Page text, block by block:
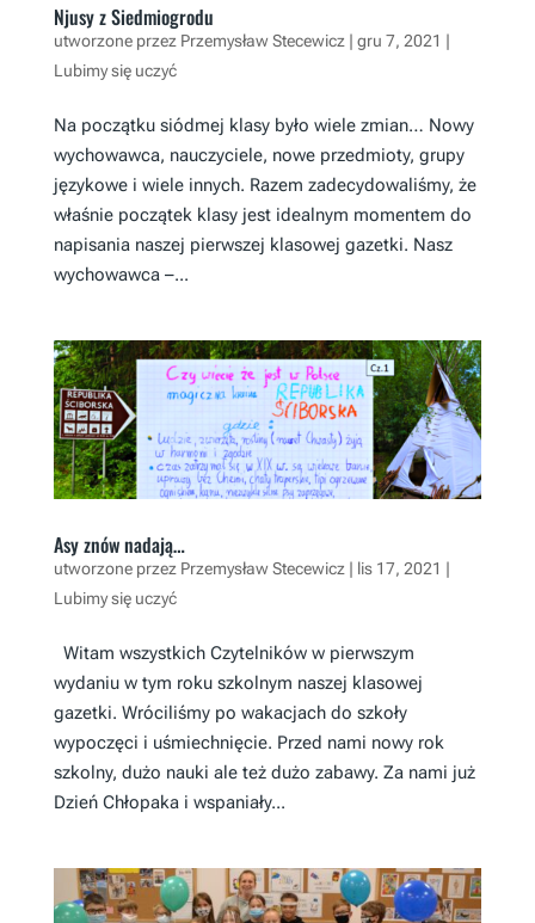
Njusy z Siedmiogrodu
utworzone przez Przemysław Stecewicz | gru 7, 2021 |
Lubimy się uczyć
Na początku siódmej klasy było wiele zmian… Nowy
wychowawca, nauczyciele, nowe przedmioty, grupy
językowe i wiele innych. Razem zadecydowaliśmy, że
właśnie początek klasy jest idealnym momentem do
napisania naszej pierwszej klasowej gazetki. Nasz
wychowawca –...
Asy znów nadają…
utworzone przez Przemysław Stecewicz | lis 17, 2021 |
Lubimy się uczyć
Witam wszystkich Czytelników w pierwszym
wydaniu w tym roku szkolnym naszej klasowej
gazetki. Wróciliśmy po wakacjach do szkoły
wypoczęci i uśmiechnięcie. Przed nami nowy rok
szkolny, dużo nauki ale też dużo zabawy. Za nami już
Dzień Chłopaka i wspaniały...